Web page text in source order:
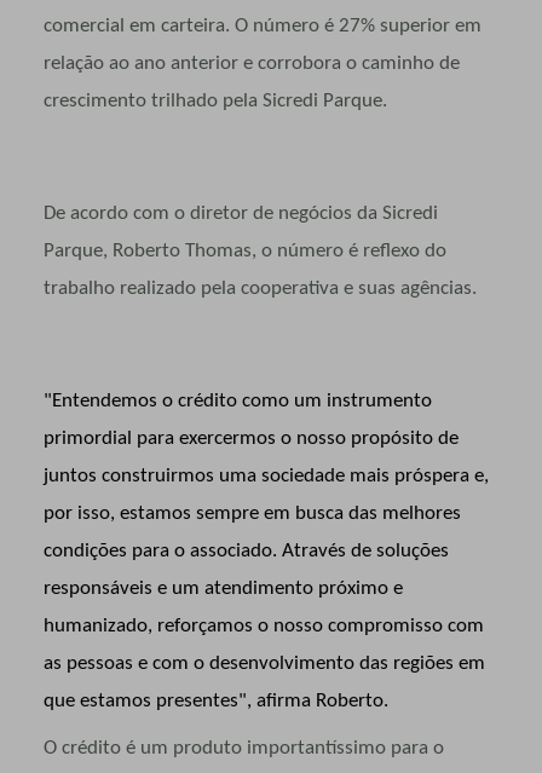
comercial em carteira. O número é 27% superior em
relação ao ano anterior e corrobora o caminho de
crescimento trilhado pela Sicredi Parque.
De acordo com o diretor de negócios da Sicredi
Parque, Roberto Thomas, o número é reflexo do
trabalho realizado pela cooperativa e suas agências.
"Entendemos o crédito como um instrumento
primordial para exercermos o nosso propósito de
juntos construirmos uma sociedade mais próspera e,
por isso, estamos sempre em busca das melhores
condições para o associado. Através de soluções
responsáveis e um atendimento próximo e
humanizado, reforçamos o nosso compromisso com
as pessoas e com o desenvolvimento das regiões em
que estamos presentes", afirma Roberto.
O crédito é um produto importantíssimo para o